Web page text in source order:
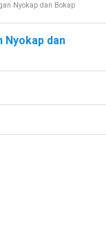
Nyokap dan Bokap
Nyokap dan